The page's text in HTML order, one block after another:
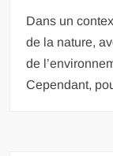
Dans un
de la nature,
de
Cependant,